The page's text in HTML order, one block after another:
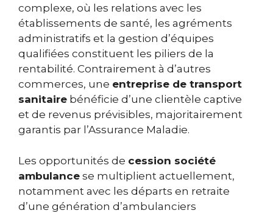
complexe, où les relations avec les
établissements de santé, les agréments
administratifs et la gestion d’équipes
qualifiées constituent les piliers de la
rentabilité. Contrairement à d’autres
commerces, une entreprise de transport
sanitaire bénéficie d’une clientèle captive
et de revenus prévisibles, majoritairement
garantis par l’Assurance Maladie.
Les opportunités de cession société
ambulance se multiplient actuellement,
notamment avec les départs en retraite
d’une génération d’ambulanciers